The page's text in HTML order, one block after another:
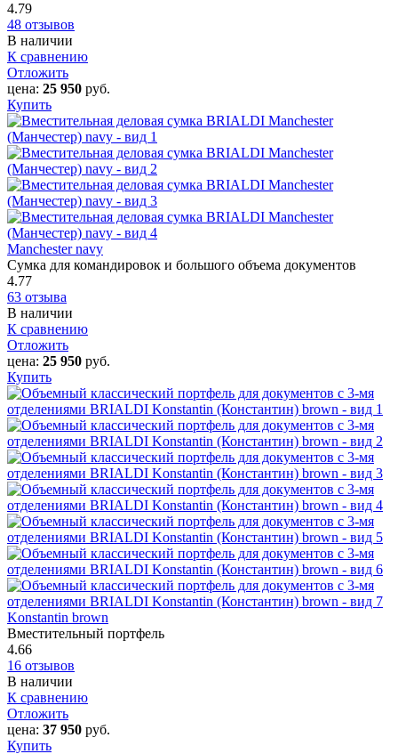
4.79
48 отзывов
В наличии
К сравнению
Отложить
цена: 25 950 руб.
Купить
Manchester navy
Сумка для командировок и большого объема документов
4.77
63 отзыва
В наличии
К сравнению
Отложить
цена: 25 950 руб.
Купить
Konstantin brown
Вместительный портфель
4.66
16 отзывов
В наличии
К сравнению
Отложить
цена: 37 950 руб.
Купить